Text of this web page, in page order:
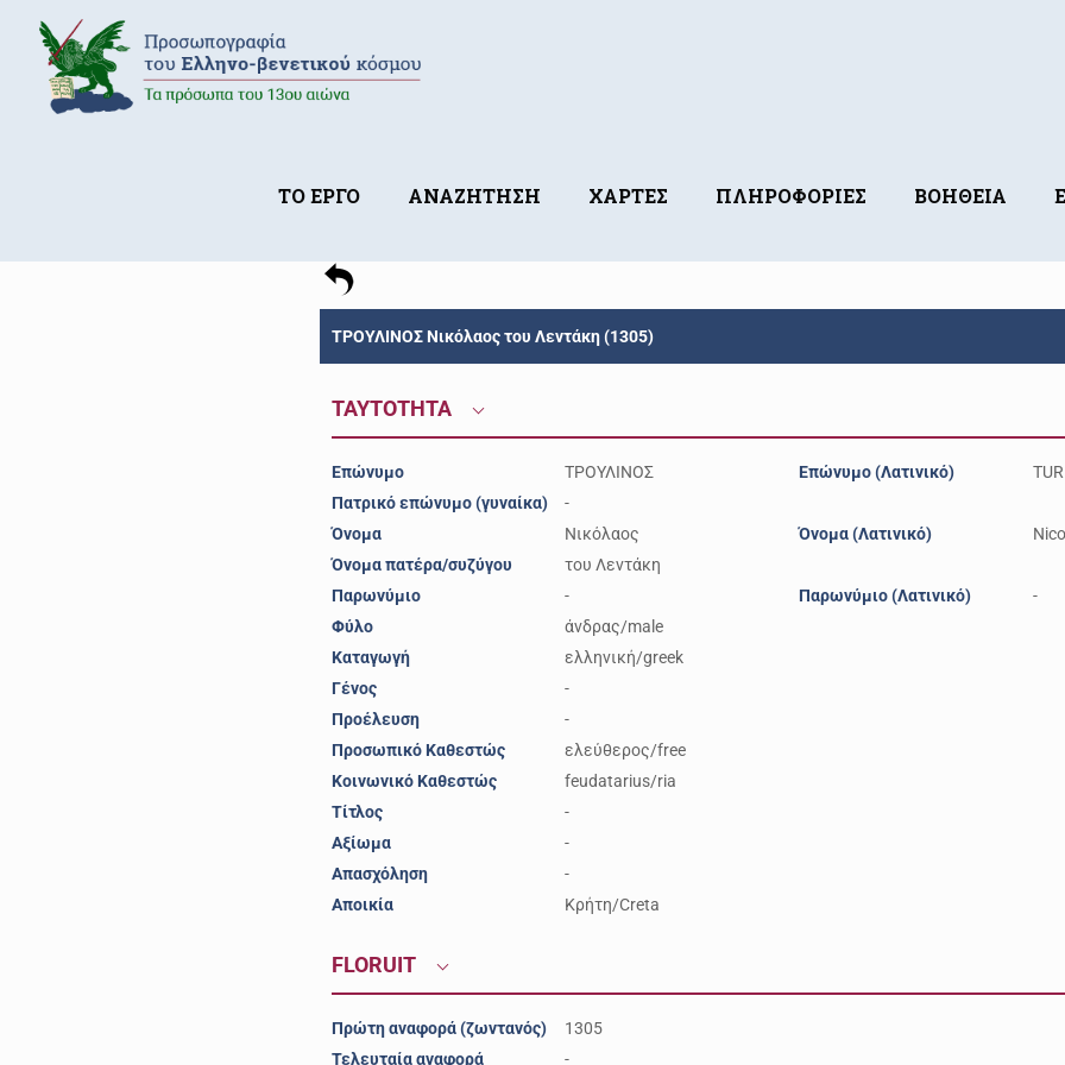
ΤΟ ΕΡΓΟ ΑΝΑΖΗΤΗΣΗ ΧΑΡΤΕΣ ΠΛΗΡΟΦΟΡΙΕΣ ΒΟΗΘΕΙΑ
ΤΡΟΥΛΙΝΟΣ Νικόλαος του Λεντάκη (1305)
ΤΑΥΤΟΤΗΤΑ
Επώνυμο
ΤΡΟΥΛΙΝΟΣ
Πατρικό επώνυμο (γυναίκα)
-
Όνομα
Νικόλαος
Όνομα πατέρα/συζύγου
του Λεντάκη
Παρωνύμιο
-
Φύλο
άνδρας/male
Καταγωγή
ελληνική/greek
Γένος
-
Προέλευση
-
Προσωπικό Καθεστώς
ελεύθερος/free
Κοινωνικό Καθεστώς
feudatarius/ria
Τίτλος
-
Αξίωμα
-
Απασχόληση
-
Αποικία
Κρήτη/Creta
Επώνυμο (Λατινικό)
Όνομα (Λατινικό)
Παρωνύμιο (Λατινικό) -
FLORUIT
Πρώτη αναφορά (ζωντανός)
1305
Τελευταία αναφορά
-